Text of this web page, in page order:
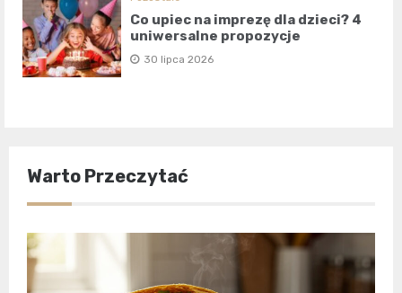
Co upiec na imprezę dla dzieci? 4
uniwersalne propozycje
30 lipca 2026
Warto Przeczytać